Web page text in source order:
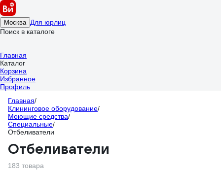
Москва Для юрлиц
Поиск в каталоге
Главная
Каталог
Корзина
Избранное
Профиль
Главная/
Клининговое оборудование/
Моющие средства/
Специальные/
Отбеливатели
Отбеливатели
183 товара